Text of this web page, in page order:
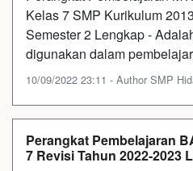
Kelas 7 SMP Kurikulum
Semester 2 Lengkap -
digunakan dalam
10/09/2022 23:11 - Author SMP
Perangkat Pembelajaran
7 Revisi Tahun 2022-2023